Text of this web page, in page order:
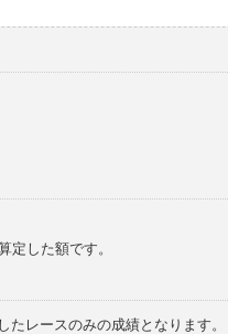
定した額です。
レースのみの成績となります。